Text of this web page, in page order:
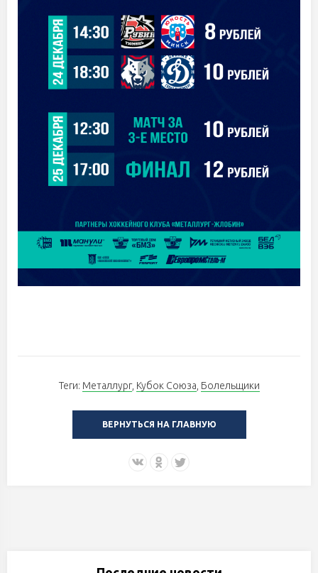
Теги: Металлург, Кубок Союза Болельщики
ВЕРНУТЬСЯ НА ГЛАВНУЮ